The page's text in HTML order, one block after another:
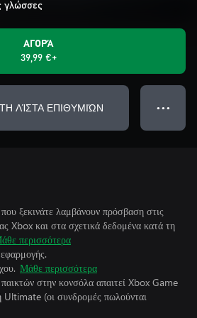
γλώσσες
ΑΓΟΡΆ
39,99 €+
ΛΊΣΤΑ ΕΠΙΘΥΜΙΏΝ ● ● ●
ξεκινάτε λαμβάνουν πρόσβαση στις
Xbox και στα σχετικά δεδομένα κατά τη
περισσότερα
Μάθε περισσότερα
στην κονσόλα απαιτεί Xbox Game
(οι συνδρομές πωλούνται